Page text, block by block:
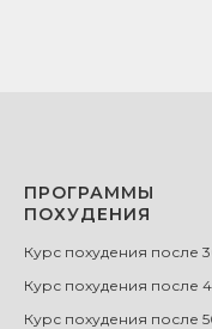
ПРОГРАММЫ
ПОХУДЕНИЯ
Курс похудения после
Курс похудения после
Курс похудения после